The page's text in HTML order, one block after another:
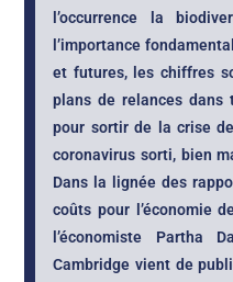
l’occurrence la
l’importance
et futures, les chiffres
plans de relances dans
pour sortir de la crise
coronavirus sorti, bien
Dans la lignée des
coûts pour l’économie
l’économiste Partha
Cambridge vient de